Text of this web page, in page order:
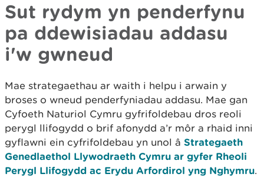
Sut rydym yn penderfynu
pa ddewisiadau addasu
i'w gwneud
Mae strategaethau ar waith i helpu i arwain y
broses o wneud penderfyniadau addasu. Mae gan
Cyfoeth Naturiol Cymru gyfrifoldebau dros reoli
perygl llifogydd o brif afonydd a’r môr a rhaid inni
gyflawni ein cyfrifoldebau yn unol â Strategaeth
Genedlaethol Llywodraeth Cymru ar gyfer Rheoli
Perygl Llifogydd ac Erydu Arfordirol yng Nghymru.